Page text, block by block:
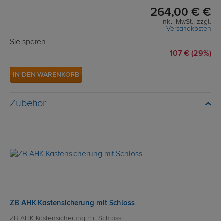
264,00 € €
inkl. MwSt., zzgl.
Versandkosten
Sie sparen
107 € (29%)
IN DEN WARENKORB
Zubehör
ZB AHK Kastensicherung mit Schloss
ZB AHK Kastensicherung mit Schloss